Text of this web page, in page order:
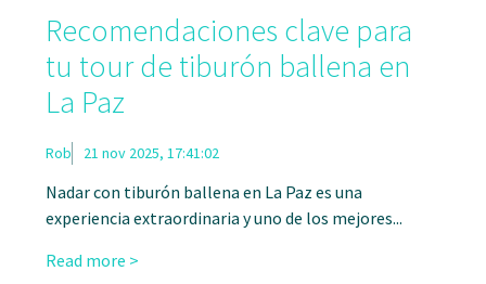
Recomendaciones clave para
tu tour de tiburón ballena en
La Paz
Rob 21 nov 2025, 17:41:02
Nadar con tiburón ballena en La Paz es una
experiencia extraordinaria y uno de los mejores...
Read more >